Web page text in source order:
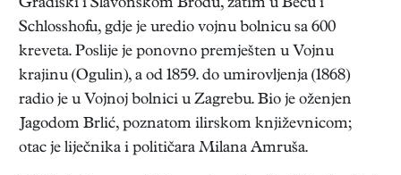
Gradiški i Slavonskom Brodu, zatim u Beču i
Schlosshofu, gdje je uredio vojnu bolnicu sa 600
kreveta. Poslije je ponovno premješten u Vojnu
krajinu (Ogulin), a od 1859. do umirovljenja (1868)
radio je u Vojnoj bolnici u Zagrebu. Bio je oženjen
Jagodom Brlić, poznatom ilirskom književnicom;
otac je liječnika i političara Milana Amruša.